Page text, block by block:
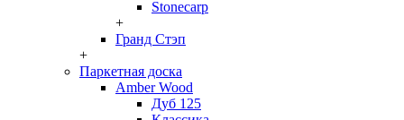
Stonecarp
+
Гранд Стэп
+
Паркетная доска
Amber Wood
Дуб 125